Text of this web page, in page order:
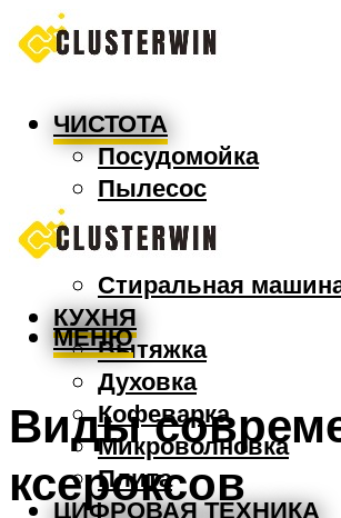
ЧИСТОТА
Посудомойка
Пылесос
Утюг
Швабра
Стиральная
КУХНЯ
Вытяжка
Духовка
Кофеварка
Микроволновка
Плита
ЦИФРОВАЯ ТЕХНИКА
МЕНЮ
Виды
ксероксов